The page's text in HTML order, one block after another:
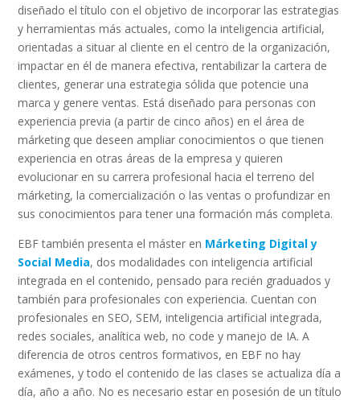
diseñado el título con el objetivo de incorporar las estrategias
y herramientas más actuales, como la inteligencia artificial,
orientadas a situar al cliente en el centro de la organización,
impactar en él de manera efectiva, rentabilizar la cartera de
clientes, generar una estrategia sólida que potencie una
marca y genere ventas. Está diseñado para personas con
experiencia previa (a partir de cinco años) en el área de
márketing que deseen ampliar conocimientos o que tienen
experiencia en otras áreas de la empresa y quieren
evolucionar en su carrera profesional hacia el terreno del
márketing, la comercialización o las ventas o profundizar en
sus conocimientos para tener una formación más completa.
EBF también presenta el máster en Márketing Digital y
Social Media, dos modalidades con inteligencia artificial
integrada en el contenido, pensado para recién graduados y
también para profesionales con experiencia. Cuentan con
profesionales en SEO, SEM, inteligencia artificial integrada,
redes sociales, analítica web, no code y manejo de IA. A
diferencia de otros centros formativos, en EBF no hay
exámenes, y todo el contenido de las clases se actualiza día a
día, año a año. No es necesario estar en posesión de un título